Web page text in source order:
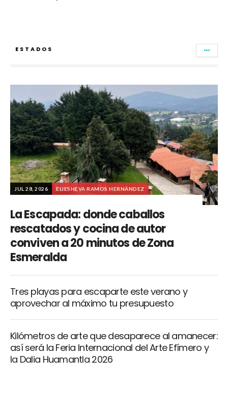
ESTADOS
JUL 28, 2026 ELIESHEVA RAMOS HERNÁNDEZ
La Escapada: donde caballos
rescatados y cocina de autor
conviven a 20 minutos de Zona
Esmeralda
Tres playas para escaparte este verano y
aprovechar al máximo tu presupuesto
Kilómetros de arte que desaparece al amanecer:
así será la Feria Internacional del Arte Efímero y
la Dalia Huamantla 2026